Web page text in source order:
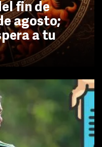
fin de
agosto;
a tu